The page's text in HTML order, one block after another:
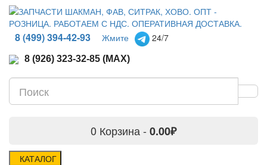
8 (499) 394-42-93 Жмите 24/7
8 (926) 323-32-85 (MAX)
0 Корзина - 0.00₽
КАТАЛОГ